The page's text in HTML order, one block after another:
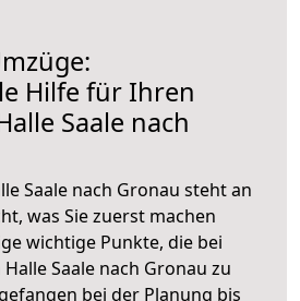
Hilfe für Ihren
Saale nach
Saale nach Gronau steht an
was Sie zuerst machen
wichtige Punkte, die bei
Saale nach Gronau zu
bei der Planung bis